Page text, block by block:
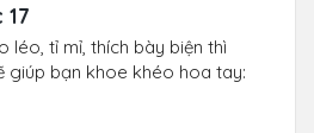
léo, tỉ mỉ, thích bày biện thì
giúp bạn khoe khéo hoa tay: